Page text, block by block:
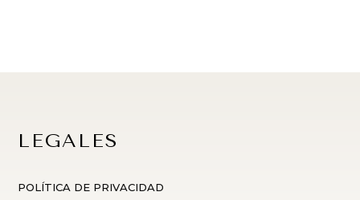
LEGALES
POLÍTICA DE PRIVACIDAD